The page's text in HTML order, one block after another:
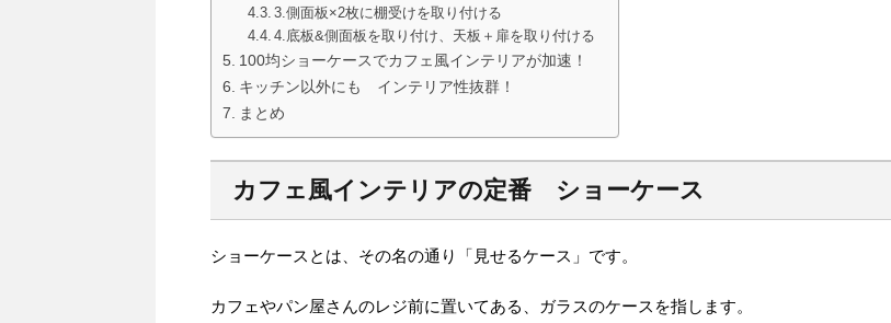
3.側面板×2枚に棚受けを取り付ける
4.底板&側面板を取り付け、天板＋扉を取り付ける
100均ショーケースでカフェ風インテリアが加速！
キッチン以外にも インテリア性抜群！
まとめ
カフェ風インテリアの定番 ショーケース
ショーケースとは、その名の通り「見せるケース」です。
カフェやパン屋さんのレジ前に置いてある、ガラスのケースを指します。